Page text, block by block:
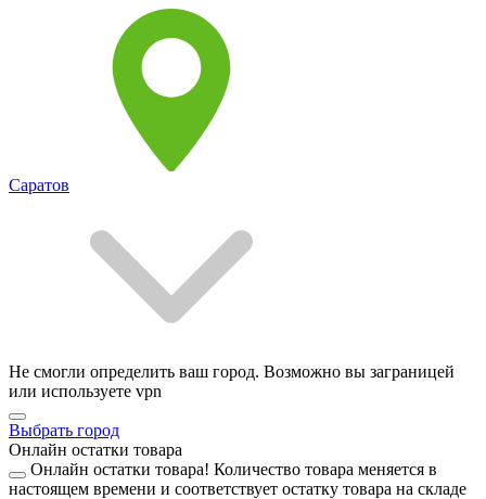
Саратов
Не смогли определить ваш город. Возможно вы заграницей
или используете vpn
Выбрать город
Онлайн остатки товара
Онлайн остатки товара! Количество товара меняется в
настоящем времени и соответствует остатку товара на складе